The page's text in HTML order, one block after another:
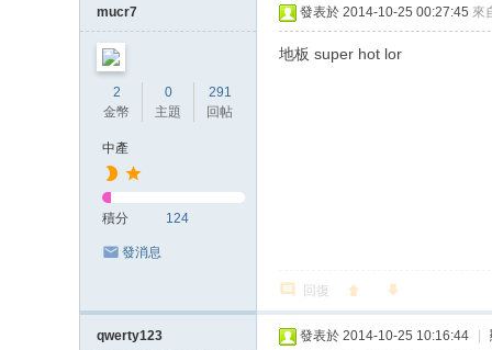
mucr7
2
金幣
0
主題
291
回帖
中產
積分 124
發消息
發表於 2014-10-25 00:27:45 來
地板 super hot lor
回復
qwerty123 發表於 2014-10-25 10:16:44